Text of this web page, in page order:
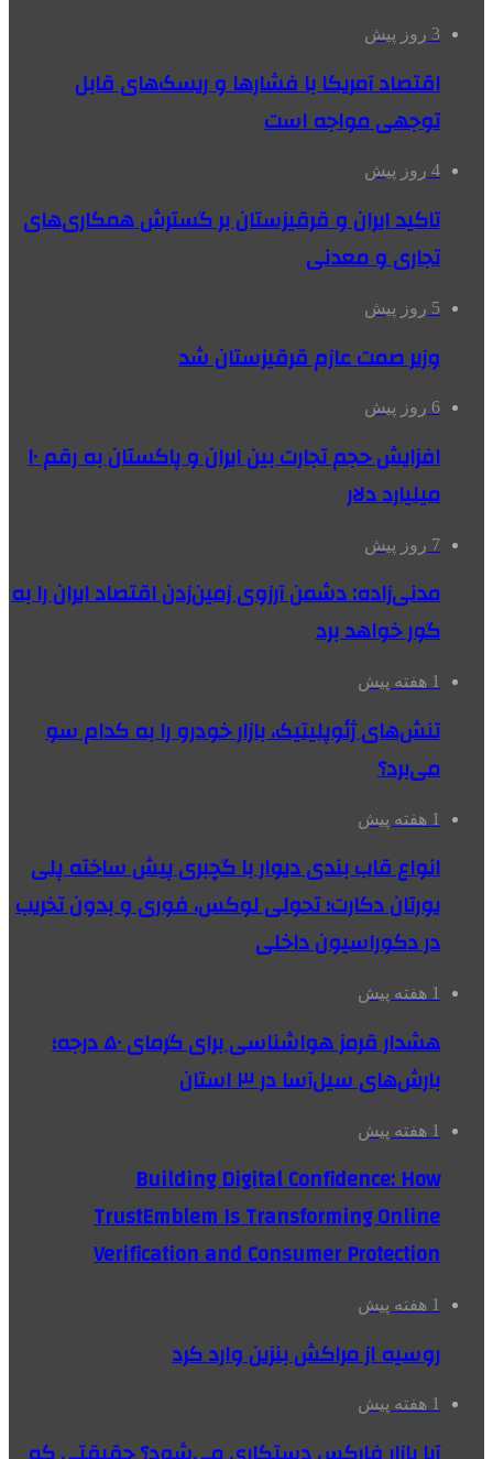
3 روز پیش
اقتصاد آمریکا با فشارها و ریسک‌های قابل
توجهی مواجه است
4 روز پیش
تاکید ایران و قرقیزستان بر گسترش همکاری‌های
تجاری و معدنی
5 روز پیش
وزیر صمت عازم قرقیزستان شد
6 روز پیش
افزایش حجم تجارت بین ایران و پاکستان به رقم ۱۰
میلیارد دلار
7 روز پیش
مدنی‌زاده: دشمن آرزوی زمین‌زدن اقتصاد ایران را به
گور خواهد برد
1 هفته پیش
تنش‌های ژئوپلیتیک، بازار خودرو را به کدام سو
می‌برد؟
1 هفته پیش
انواع قاب بندی دیوار با گچبری پیش ساخته پلی
یورتان دکارت؛ تحولی لوکس، فوری و بدون تخریب
در دکوراسیون داخلی
1 هفته پیش
هشدار قرمز هواشناسی برای گرمای ۵۰ درجه؛
بارش‌های سیل‌آسا در ۳ استان
1 هفته پیش
Building Digital Confidence: How
TrustEmblem Is Transforming Online
Verification and Consumer Protection
1 هفته پیش
روسیه از مراکش بنزین وارد کرد
1 هفته پیش